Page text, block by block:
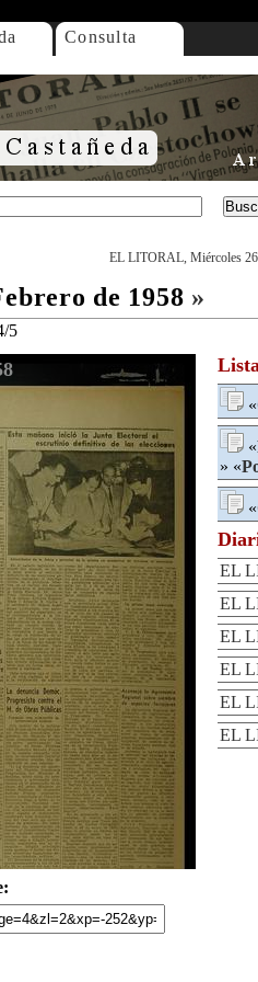
Consulta
EL LITORAL, Miércoles 26
de 1958 »
5
«
«
» «
«
EL
EL
EL
EL
EL
EL